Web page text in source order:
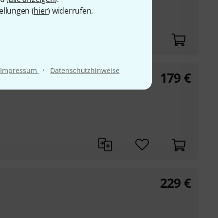
(hier) widerrufen.
Impressum · Datenschutzhinweise
China Becken
mit klaren
179 €
229 €